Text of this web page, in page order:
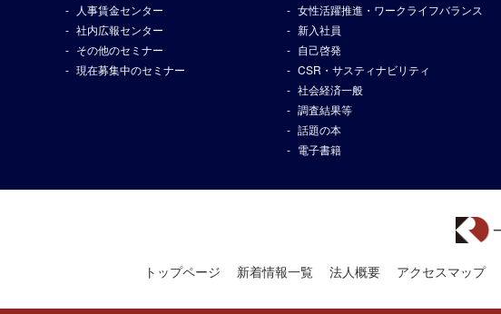
人事賃金センター
社内広報センター
その他のセミナー
現在募集中のセミナー
女性活躍推進・ワークライフバランス
新入社員
自己啓発
CSR・サスティナビリティ
社会経済一般
調査結果等
話題の本
電子書籍
トップページ 新着情報一覧 法人概要 アクセスマップ